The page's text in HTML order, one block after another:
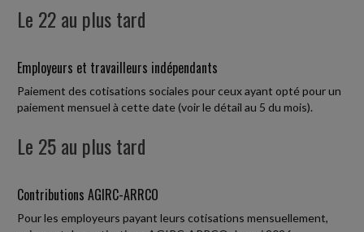
Le 22 au plus tard
Employeurs et travailleurs indépendants
Paiement des cotisations sociales pour ceux ayant opté pour un
paiement mensuel à cette date (voir le détail au 5 du mois).
Le 25 au plus tard
Contributions AGIRC-ARRCO
Pour les employeurs payant leurs cotisations mensuellement,